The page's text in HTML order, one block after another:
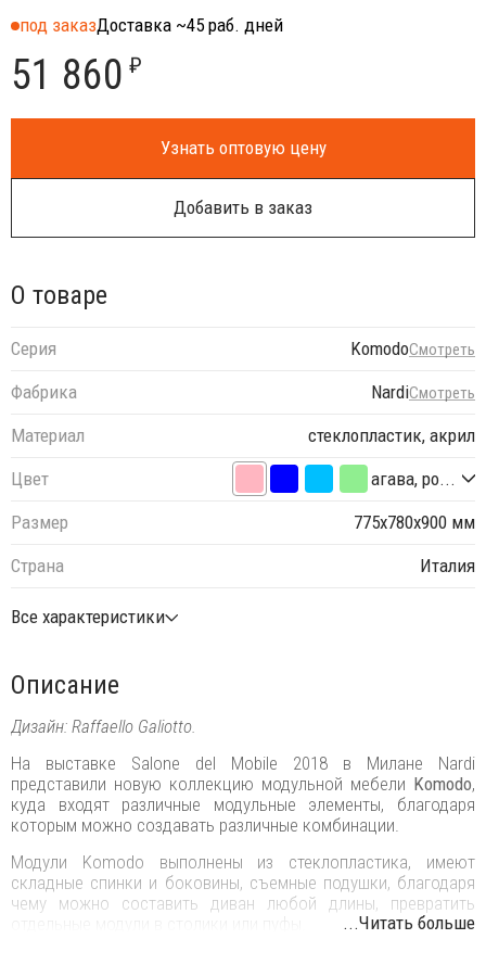
под заказДоставка ~45 раб. дней
51 860 ₽
Узнать оптовую цену
Добавить в заказ
О товаре
Серия KomodoСмотреть
Фабрика NardiСмотреть
Материал
стеклопластик, акрил
Цвет
агава, ро...
Размер
775х780х900 мм
Страна
Италия
Все характеристики
Описание
Дизайн: Raffaello Galiotto.
На выставке Salone del Mobile 2018 в Милане Nardi
представили новую коллекцию модульной мебели Komodo,
куда входят различные модульные элементы, благодаря
которым можно создавать различные комбинации.
Модули Komodo выполнены из стеклопластика, имеют
складные спинки и боковины, съемные подушки, благодаря
чему можно составить диван любой длины, превратить
отдельные модули в столики или пуфы.
...Читать больше